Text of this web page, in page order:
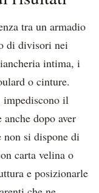
tra un armadio
di divisori nei
intima, i
o cinture.
impediscono il
dopo aver
non si dispone di
carta velina o
e posizionarle